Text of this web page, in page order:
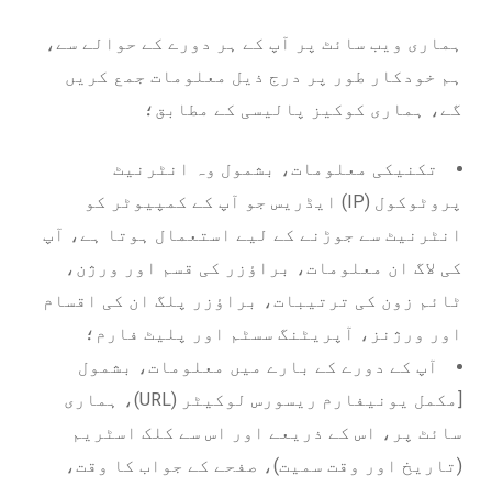
ہماری ویب سائٹ پر آپ کے ہر دورے کے حوالے سے،
ہم خودکار طور پر درج ذیل معلومات جمع کریں
گے، ہماری کوکیز پالیسی کے مطابق؛
تکنیکی معلومات، بشمول وہ انٹرنیٹ
پروٹوکول (IP) ایڈریس جو آپ کے کمپیوٹر کو
انٹرنیٹ سے جوڑنے کے لیے استعمال ہوتا ہے، آپ
کی لاگ ان معلومات، براؤزر کی قسم اور ورژن،
ٹائم زون کی ترتیبات، براؤزر پلگ ان کی اقسام
اور ورژنز، آپریٹنگ سسٹم اور پلیٹ فارم؛
آپ کے دورے کے بارے میں معلومات، بشمول
[مکمل یونیفارم ریسورس لوکیٹر (URL)، ہماری
سائٹ پر، اس کے ذریعے اور اس سے کلک اسٹریم
(تاریخ اور وقت سمیت)، صفحے کے جواب کا وقت،